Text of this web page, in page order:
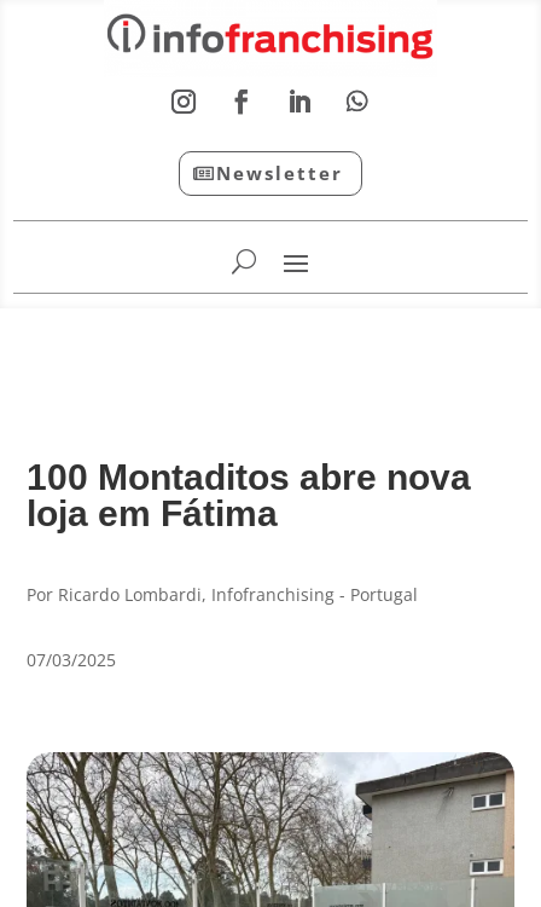
Newsletter
100 Montaditos abre nova
loja em Fátima
Por Ricardo Lombardi, Infofranchising - Portugal
07/03/2025